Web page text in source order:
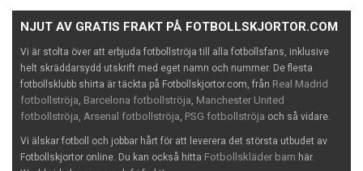
NJUT AV GRATIS FRAKT PÅ FOTBOLLSKJORTOR.COM
Vi är stolta över att erbjuda fotbollströja till alla fotbollsfans, inklusive
helt skräddarsydd utskrift med eget namn och nummer. De flesta
fotbollsklubb shirta är täckta på Fotbollskjortor.com, från Real Madrid
fotbollströja, Barcelona fotbollströja, Manchester United
fotbollströja, Arsenal fotbollströja, PSG fotbollströja och så vidare.
Vi älskar fotboll och jobbar hårt för att leverera det största utbudet av
Fotbollskjortor online. Du kan också hitta Fotbollskläder barn här.